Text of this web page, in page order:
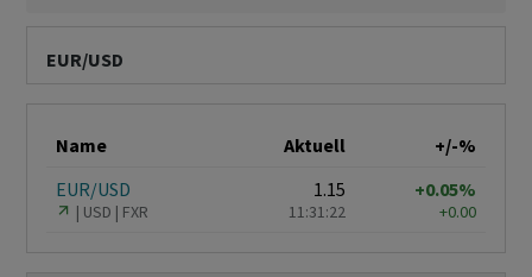
EUR/USD
Name Aktuell
+/-%
EUR/USD
USD FXR
1.15
11:31:22
+0.05%
+0.00